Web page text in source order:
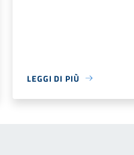
LEGGI DI PIÙ